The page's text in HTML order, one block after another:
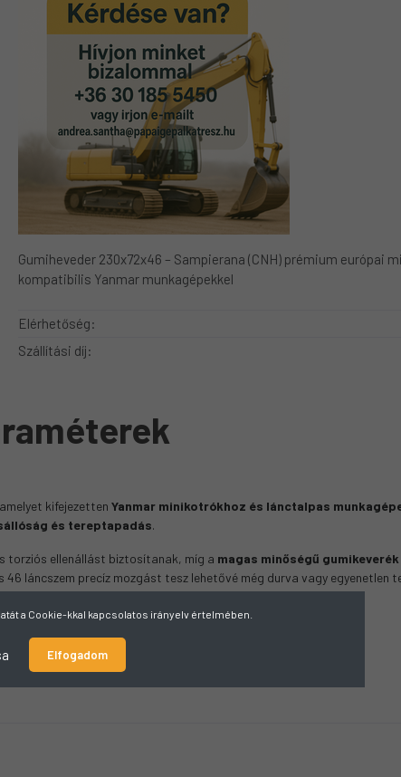
Gumiheveder 230x72x46 – Sampierana (CNH) prémium európai
kompatibilis Yanmar munkagépekkel
Elérhetőség:
Szállítási díj:
kifejezetten Yanmar minikotrókhoz és lánctalpas
és tereptapadás.
torziós ellenállást biztosítanak, míg a magas minőségű gumikeverék
láncszem precíz mozgást tesz lehetővé még durva vagy egyenetlen
a Cookie-kkal kapcsolatos irányelv értelmében.
Elfogadom